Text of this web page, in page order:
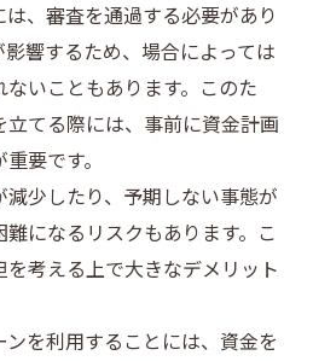
、審査を通過する必要があり
響するため、場合によっては
いこともあります。このた
てる際には、事前に資金計画
要です。
少したり、予期しない事態が
になるリスクもあります。こ
考える上で大きなデメリット
を利用することには、資金を